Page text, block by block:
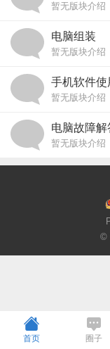
暂无版块介绍
电脑组装
暂无版块介绍
手机软件使
暂无版块介绍
电脑故障解
暂无版块介绍
©
首页 圈子